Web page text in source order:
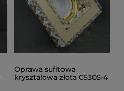
Oprawa sufitowa
krysztalowa złota C5305-4